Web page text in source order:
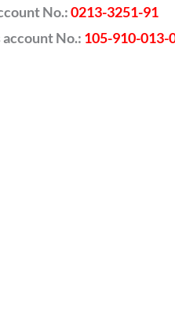
No.:0213-3251-91
account No.: 105-910-013-